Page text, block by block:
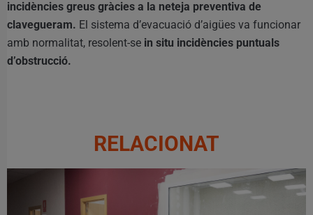
incidències greus gràcies a la neteja preventiva de
clavegueram. El sistema d’evacuació d’aigües va funcionar
amb normalitat, resolent-se in situ incidències puntuals
d’obstrucció.
RELACIONAT